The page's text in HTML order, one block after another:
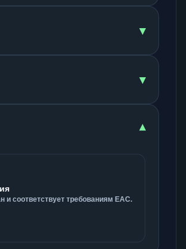
▾
▾
▾
и соответствует требованиям ЕАС.